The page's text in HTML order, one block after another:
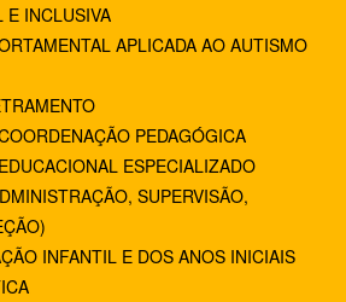
E INCLUSIVA
APLICADA AO AUTISMO
PEDAGÓGICA
ESPECIALIZADO
SUPERVISÃO,
INFANTIL E DOS ANOS INICIAIS